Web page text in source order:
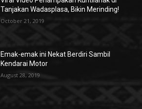
Tanjakan Wadasplasa, Bikin Merinding!
October 21, 2019
Emak-emak ini Nekat Berdiri Sambil
Kendarai Motor
August 28, 2019